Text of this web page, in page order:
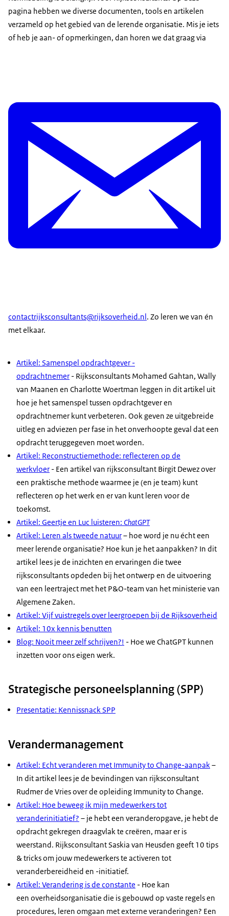
pagina hebben we diverse documenten, tools en artikelen
verzameld op het gebied van de lerende organisatie. Mis je iets
of heb je aan- of opmerkingen, dan horen we dat graag via
contactrijksconsultants@rijksoverheid.nl. Zo leren we van én
met elkaar.
Artikel: Samenspel opdrachtgever -
opdrachtnemer - Rijksconsultants Mohamed Gahtan, Wally
van Maanen en Charlotte Woertman leggen in dit artikel uit
hoe je het samenspel tussen opdrachtgever en
opdrachtnemer kunt verbeteren. Ook geven ze uitgebreide
uitleg en adviezen per fase in het onverhoopte geval dat een
opdracht teruggegeven moet worden.
Artikel: Reconstructiemethode: reflecteren op de
werkvloer - Een artikel van rijksconsultant Birgit Dewez over
een praktische methode waarmee je (en je team) kunt
reflecteren op het werk en er van kunt leren voor de
toekomst.
Artikel: Geertje en Luc luisteren: ChatGPT
Artikel: Leren als tweede natuur– hoe word je nu écht een
meer lerende organisatie? Hoe kun je het aanpakken? In dit
artikel lees je de inzichten en ervaringen die twee
rijksconsultants opdeden bij het ontwerp en de uitvoering
van een leertraject met het P&O-team van het ministerie van
Algemene Zaken.
Artikel: Vijf vuistregels over leergroepen bij de Rijksoverheid
Artikel: 10x kennis benutten
Blog: Nooit meer zelf schrijven?! - Hoe we ChatGPT kunnen
inzetten voor ons eigen werk.
Strategische personeelsplanning (SPP)
Presentatie: Kennissnack SPP
Verandermanagement
Artikel: Echt veranderen met Immunity to Change-aanpak –
In dit artikel lees je de bevindingen van rijksconsultant
Rudmer de Vries over de opleiding Immunity to Change.
Artikel: Hoe beweeg ik mijn medewerkers tot
veranderinitiatief? – je hebt een veranderopgave, je hebt de
opdracht gekregen draagvlak te creëren, maar er is
weerstand. Rijksconsultant Saskia van Heusden geeft 10 tips
& tricks om jouw medewerkers te activeren tot
veranderbereidheid en -initiatief.
Artikel: Verandering is de constante - Hoe kan
een overheidsorganisatie die is gebouwd op vaste regels en
procedures, leren omgaan met externe veranderingen? Een